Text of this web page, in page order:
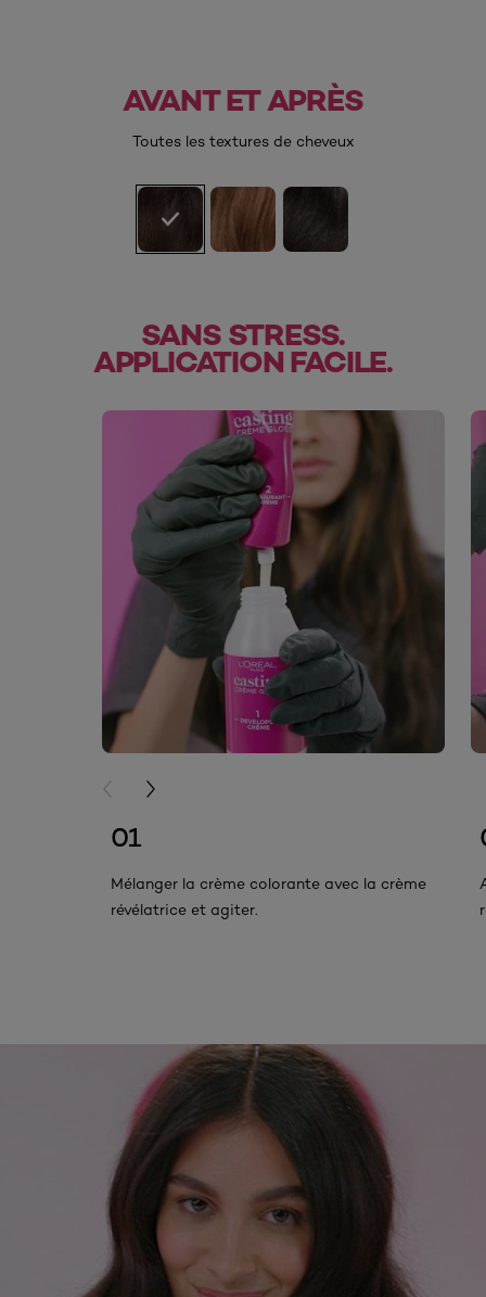
AVANT ET APRÈS
Toutes les textures de cheveux
SANS STRESS.
APPLICATION FACILE.
skip slider
01
Mélanger la crème colorante avec la crème
révélatrice et agiter.
PREVIOUS CARD
NEXT CARD